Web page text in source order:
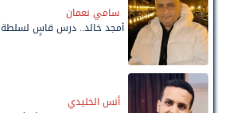
سامي نعمان
أمجد خالد.. درس قاسٍ لسلطة
أنس الخليدي